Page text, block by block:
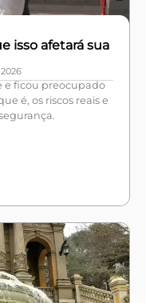
isso afetará sua
e ficou preocupado
é, os riscos reais e